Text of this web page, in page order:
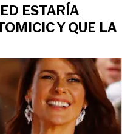
ESTARÍA
Y QUE LA